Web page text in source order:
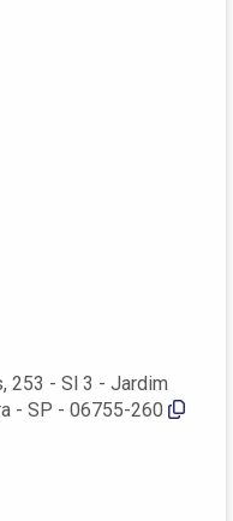
253 - Sl 3 - Jardim
- SP - 06755-260